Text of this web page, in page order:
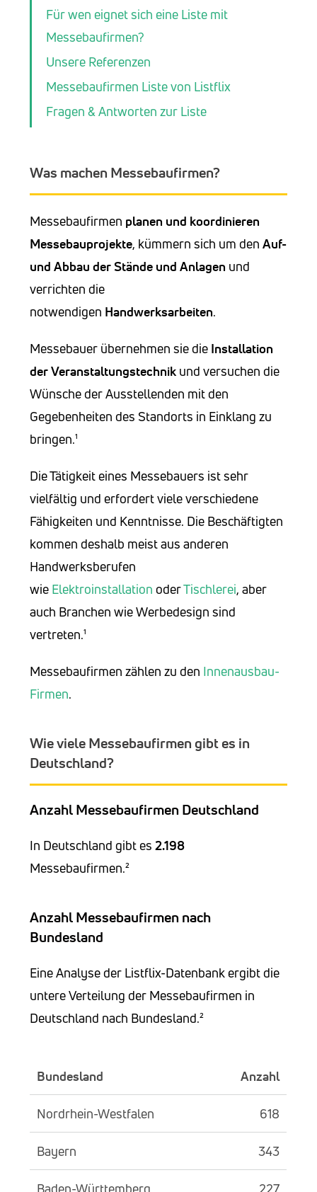
Für wen eignet sich eine Liste mit
Messebaufirmen?
Unsere Referenzen
Messebaufirmen Liste von Listflix
Fragen & Antworten zur Liste
Was machen Messebaufirmen?
Messebaufirmen planen und koordinieren
Messebauprojekte, kümmern sich um denAuf-
und Abbau der Stände und Anlagen und
verrichten die
notwendigen Handwerksarbeiten.
Messebauer übernehmen sie die Installation
der Veranstaltungstechnik und versuchen die
Wünsche der Ausstellenden mit den
Gegebenheiten des Standorts in Einklang zu
bringen.¹
Die Tätigkeit eines Messebauers ist sehr
vielfältig und erfordert viele verschiedene
Fähigkeiten und Kenntnisse. Die Beschäftigten
kommen deshalb meist aus anderen
Handwerksberufen
wie Elektroinstallation oderTischlerei, aber
auch Branchen wie Werbedesign sind
vertreten.¹
Messebaufirmen zählen zu den Innenausbau-
Firmen.
Wie viele Messebaufirmen gibt es in
Deutschland?
Anzahl Messebaufirmen Deutschland
In Deutschland gibt es2.198
Messebaufirmen.²
Anzahl Messebaufirmen nach
Bundesland
Eine Analyse der Listflix-Datenbank ergibt die
untere Verteilung der Messebaufirmen in
Deutschland nach Bundesland.²
Bundesland Anzahl
Nordrhein-Westfalen 618
Bayern 343